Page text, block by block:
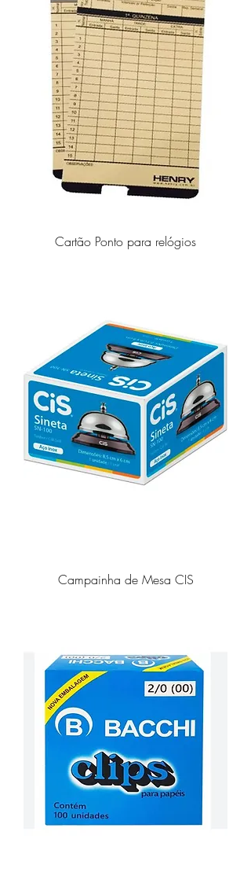
Cartão Ponto para relógios
Campainha de Mesa CIS